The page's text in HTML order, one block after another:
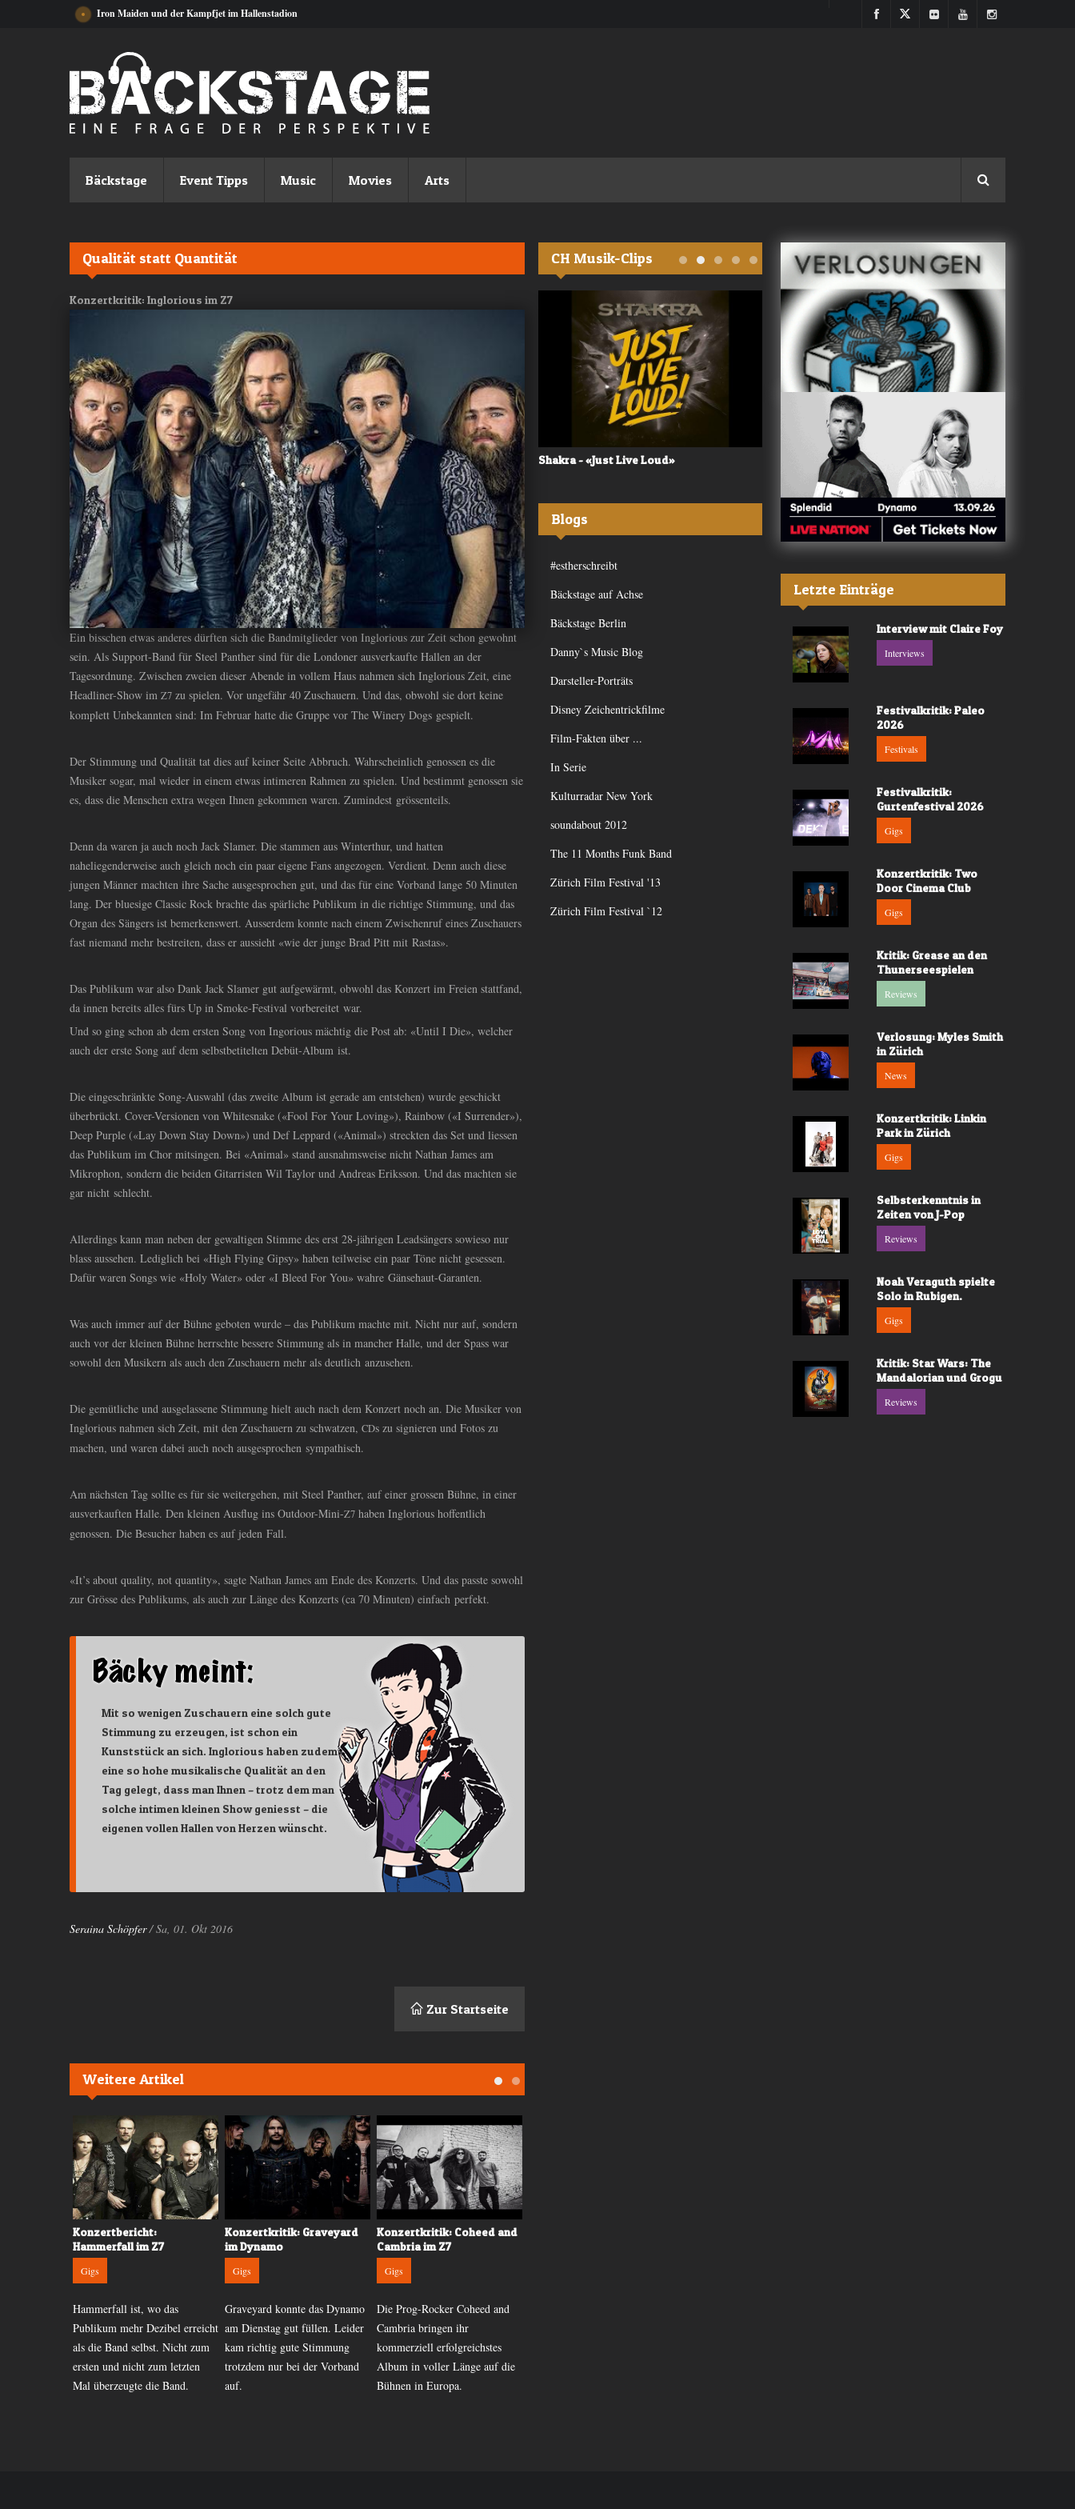
Direkt zum Inhalt Iron Maiden und der Kampfjet im Hallenstadion
Bäckstage Event Tipps Music Movies Arts
Qualität statt Quantität
Konzertkritik: Inglorious im Z7
Ein bisschen etwas anderes dürften sich die Bandmitglieder von Inglorious zur Zeit schon gewohnt
sein. Als Support-Band für Steel Panther sind für die Londoner ausverkaufte Hallen an der
Tagesordnung. Zwischen zweien dieser Abende in vollem Haus nahmen sich Inglorious Zeit, eine
Headliner-Show im Z7 zu spielen. Vor ungefähr 40 Zuschauern. Und das, obwohl sie dort keine
komplett Unbekannten sind: Im Februar hatte die Gruppe vor The Winery Dogs gespielt.
Der Stimmung und Qualität tat dies auf keiner Seite Abbruch. Wahrscheinlich genossen es die
Musiker sogar, mal wieder in einem etwas intimeren Rahmen zu spielen. Und bestimmt genossen sie
es, dass die Menschen extra wegen Ihnen gekommen waren. Zumindest grössenteils.
Denn da waren ja auch noch Jack Slamer. Die stammen aus Winterthur, und hatten
naheliegenderweise auch gleich noch ein paar eigene Fans angezogen. Verdient. Denn auch diese
jungen Männer machten ihre Sache ausgesprochen gut, und das für eine Vorband lange 50 Minuten
lang. Der bluesige Classic Rock brachte das spärliche Publikum in die richtige Stimmung, und das
Organ des Sängers ist bemerkenswert. Ausserdem konnte nach einem Zwischenruf eines Zuschauers
fast niemand mehr bestreiten, dass er aussieht «wie der junge Brad Pitt mit Rastas».
Das Publikum war also Dank Jack Slamer gut aufgewärmt, obwohl das Konzert im Freien stattfand,
da innen bereits alles fürs Up in Smoke-Festival vorbereitet war.
Und so ging schon ab dem ersten Song von Ingorious mächtig die Post ab: «Until I Die», welcher
auch der erste Song auf dem selbstbetitelten Debüt-Album ist.
Die eingeschränkte Song-Auswahl (das zweite Album ist gerade am entstehen) wurde geschickt
überbrückt. Cover-Versionen von Whitesnake («Fool For Your Loving»), Rainbow («I Surrender»),
Deep Purple («Lay Down Stay Down») und Def Leppard («Animal») streckten das Set und liessen
das Publikum im Chor mitsingen. Bei «Animal» stand ausnahmsweise nicht Nathan James am
Mikrophon, sondern die beiden Gitarristen Wil Taylor und Andreas Eriksson. Und das machten sie
gar nicht schlecht.
Allerdings kann man neben der gewaltigen Stimme des erst 28-jährigen Leadsängers sowieso nur
blass aussehen. Lediglich bei «High Flying Gipsy» haben teilweise ein paar Töne nicht gesessen.
Dafür waren Songs wie «Holy Water» oder «I Bleed For You» wahre Gänsehaut-Garanten.
Was auch immer auf der Bühne geboten wurde – das Publikum machte mit. Nicht nur auf, sondern
auch vor der kleinen Bühne herrschte bessere Stimmung als in mancher Halle, und der Spass war
sowohl den Musikern als auch den Zuschauern mehr als deutlich anzusehen.
Die gemütliche und ausgelassene Stimmung hielt auch nach dem Konzert noch an. Die Musiker von
Inglorious nahmen sich Zeit, mit den Zuschauern zu schwatzen, CDs zu signieren und Fotos zu
machen, und waren dabei auch noch ausgesprochen sympathisch.
Am nächsten Tag sollte es für sie weitergehen, mit Steel Panther, auf einer grossen Bühne, in einer
ausverkauften Halle. Den kleinen Ausflug ins Outdoor-Mini-Z7 haben Inglorious hoffentlich
genossen. Die Besucher haben es auf jeden Fall.
«It’s about quality, not quantity», sagte Nathan James am Ende des Konzerts. Und das passte sowohl
zur Grösse des Publikums, als auch zur Länge des Konzerts (ca 70 Minuten) einfach perfekt.
Mit so wenigen Zuschauern eine solch gute
Stimmung zu erzeugen, ist schon ein
Kunststück an sich. Inglorious haben zudem
eine so hohe musikalische Qualität an den
Tag gelegt, dass man Ihnen – trotz dem man
solche intimen kleinen Show geniesst – die
eigenen vollen Hallen von Herzen wünscht.
Seraina Schöpfer/ Sa, 01. Okt 2016
Zur Startseite
Weitere Artikel
Konzertbericht:
Hammerfall im Z7
Gigs
Hammerfall ist, wo das
Publikum mehr Dezibel erreicht
als die Band selbst. Nicht zum
ersten und nicht zum letzten
Mal überzeugte die Band.
Konzertkritik: Graveyard
im Dynamo
Gigs
Graveyard konnte das Dynamo
am Dienstag gut füllen. Leider
kam richtig gute Stimmung
trotzdem nur bei der Vorband
auf.
Konzertkritik: Coheed and
Cambria im Z7
Gigs
Die Prog-Rocker Coheed and
Cambria bringen ihr
kommerziell erfolgreichstes
Album in voller Länge auf die
Bühnen in Europa.
CH Musik-Clips
ANDIYAH - «Frequency» Shakra - «Just Live Loud» Valerù - «IL MARE»
Blogs
#estherschreibt
Bäckstage auf Achse
Bäckstage Berlin
Danny`s Music Blog
Darsteller-Porträts
Disney Zeichentrickfilme
Film-Fakten über ...
In Serie
Kulturradar New York
soundabout 2012
The 11 Months Funk Band
Zürich Film Festival '13
Zürich Film Festival `12
Letzte Einträge
Interview mit Claire Foy
Interviews
Festivalkritik: Paleo
2026
Festivals
Festivalkritik:
Gurtenfestival 2026
Gigs
Konzertkritik: Two
Door Cinema Club
Gigs
Kritik: Grease an den
Thunerseespielen
Reviews
Verlosung: Myles Smith
in Zürich
News
Konzertkritik: Linkin
Park in Zürich
Gigs
Selbsterkenntnis in
Zeiten von J-Pop
Reviews
Noah Veraguth spielte
Solo in Rubigen.
Gigs
Kritik: Star Wars: The
Mandalorian und Grogu
Reviews